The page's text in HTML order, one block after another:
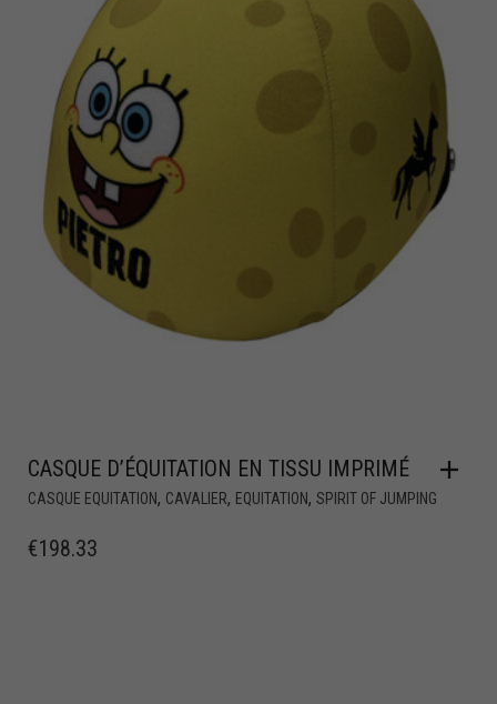
CASQUE D’ÉQUITATION EN TISSU IMPRIMÉ
CASQUE EQUITATION, CAVALIER, EQUITATION, SPIRIT OF JUMPING
€198.33